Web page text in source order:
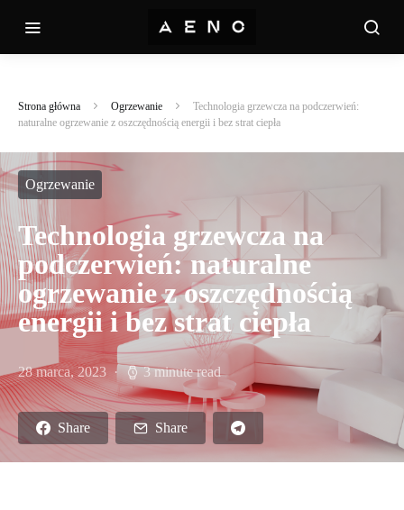
Strona główna Ogrzewanie
Technologia grzewcza na podczerwień:
naturalne ogrzewanie z oszczędnością energii i bez strat ciepła
Ogrzewanie
Technologia grzewcza na
podczerwień: naturalne
ogrzewanie z oszczędnością
energii i bez strat ciepła
28 marca, 2023 3 minute read
Share Share